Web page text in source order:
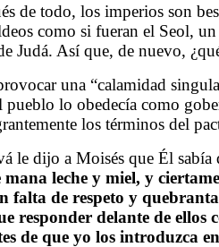
de todo, los imperios son
como si fueran el Seol,
Judá. Así que, de nuevo,
una “calamidad
lo obedecía como
los términos del
le dijo a Moisés que Él
leche y miel, y
de respeto y
responder delante de
de que yo los introduzca